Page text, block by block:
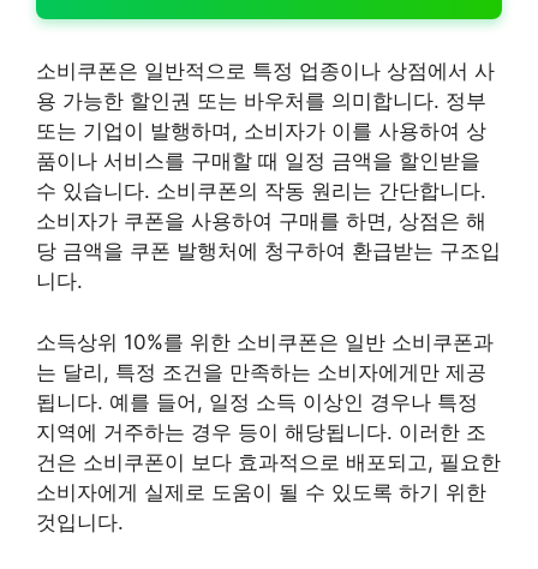
소비쿠폰은 일반적으로 특정 업종이나 상점에서 사
용 가능한 할인권 또는 바우처를 의미합니다. 정부
또는 기업이 발행하며, 소비자가 이를 사용하여 상
품이나 서비스를 구매할 때 일정 금액을 할인받을
수 있습니다. 소비쿠폰의 작동 원리는 간단합니다.
소비자가 쿠폰을 사용하여 구매를 하면, 상점은 해
당 금액을 쿠폰 발행처에 청구하여 환급받는 구조입
니다.
소득상위 10%를 위한 소비쿠폰은 일반 소비쿠폰과
는 달리, 특정 조건을 만족하는 소비자에게만 제공
됩니다. 예를 들어, 일정 소득 이상인 경우나 특정
지역에 거주하는 경우 등이 해당됩니다. 이러한 조
건은 소비쿠폰이 보다 효과적으로 배포되고, 필요한
소비자에게 실제로 도움이 될 수 있도록 하기 위한
것입니다.